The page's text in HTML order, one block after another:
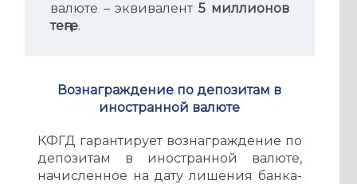
валюте – эквивалент 5 миллионов
теңге.
Вознаграждение по депозитам в
иностранной валюте
КФГД гарантирует вознаграждение по
депозитам в иностранной валюте,
начисленное на дату лишения банка-